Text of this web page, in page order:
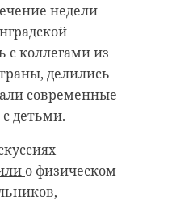
недели
с коллегами из
делились
современные
детьми.
о физическом